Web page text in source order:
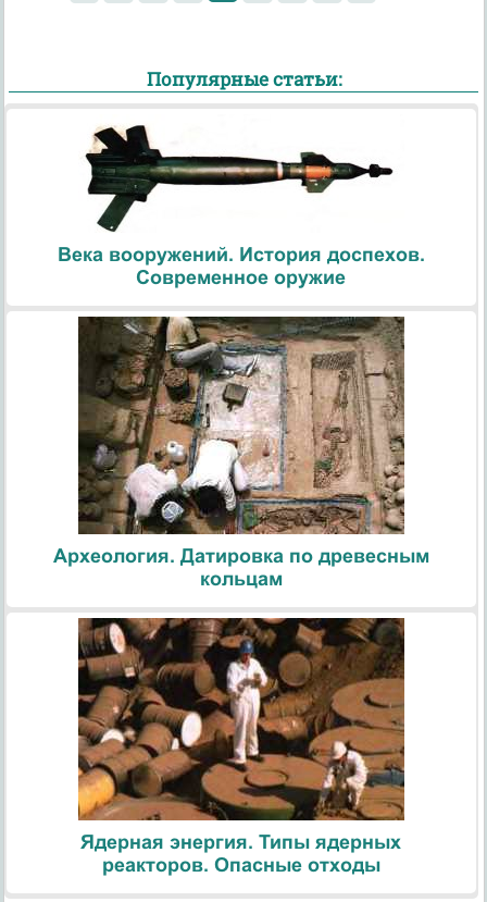
Популярные статьи:
Века вооружений. История доспехов.
Современное оружие
Археология. Датировка по древесным
кольцам
Ядерная энергия. Типы ядерных
реакторов. Опасные отходы